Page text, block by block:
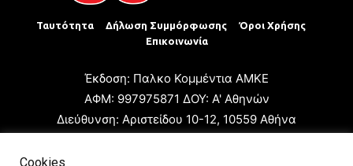
Ταυτότητα Δήλωση Συμμόρφωσης
Όροι Χρήσης
Επικοινωνία
Έκδοση: Παλκο Κομμέντια ΑΜΚΕ
ΑΦΜ: 997975871 ΔΟΥ: Α' Αθηνών
Διεύθυνση: Αριστείδου 10-12, 10559 Αθήνα
Cookies